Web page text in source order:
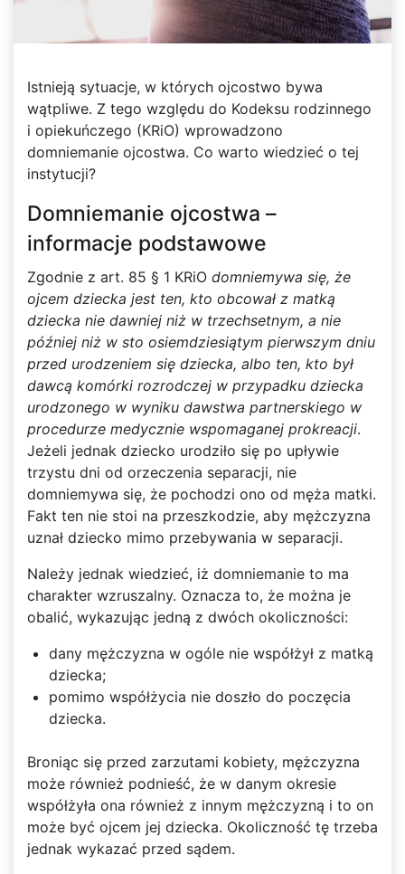
Istnieją sytuacje, w których ojcostwo bywa
wątpliwe. Z tego względu do Kodeksu rodzinnego
i opiekuńczego (KRiO) wprowadzono
domniemanie ojcostwa. Co warto wiedzieć o tej
instytucji?
Domniemanie ojcostwa –
informacje podstawowe
Zgodnie z art. 85 § 1 KRiO domniemywa się, że
ojcem dziecka jest ten, kto obcował z matką
dziecka nie dawniej niż w trzechsetnym, a nie
później niż w sto osiemdziesiątym pierwszym dniu
przed urodzeniem się dziecka, albo ten, kto był
dawcą komórki rozrodczej w przypadku dziecka
urodzonego w wyniku dawstwa partnerskiego w
procedurze medycznie wspomaganej prokreacji.
Jeżeli jednak dziecko urodziło się po upływie
trzystu dni od orzeczenia separacji, nie
domniemywa się, że pochodzi ono od męża matki.
Fakt ten nie stoi na przeszkodzie, aby mężczyzna
uznał dziecko mimo przebywania w separacji.
Należy jednak wiedzieć, iż domniemanie to ma
charakter wzruszalny. Oznacza to, że można je
obalić, wykazując jedną z dwóch okoliczności:
dany mężczyzna w ogóle nie współżył z matką
dziecka;
pomimo współżycia nie doszło do poczęcia
dziecka.
Broniąc się przed zarzutami kobiety, mężczyzna
może również podnieść, że w danym okresie
współżyła ona również z innym mężczyzną i to on
może być ojcem jej dziecka. Okoliczność tę trzeba
jednak wykazać przed sądem.